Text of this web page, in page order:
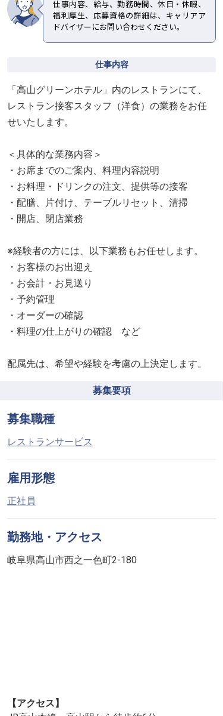
仕事内容、給与、勤務時間、休日・休暇、
福利厚生、応募資格の詳細は、キャリアア
ドバイザーにお問い合わせください。
仕事内容
「高山グリーンホテル」内のレストランにて、
レストラン接客スタッフ（洋食）の業務をお任
せいたします。
＜具体的な業務内容＞
・お席までのご案内、料理内容説明
・お料理・ドリンクの注文、提供等の接客
・配膳、片付け、テーブルリセット、清掃
・開店、閉店業務
※経験者の方には、以下業務もお任せします。
・お客様のお出迎え
・お会計・お見送り
・予約管理
・オーダーの確認
・料理の仕上がりの確認 など
配属先は、希望や経験を考慮の上決定します。
募集要項
募集職種
レストランサービス
雇用形態
正社員
勤務地・アクセス
岐阜県高山市西之一色町2-180
【アクセス】